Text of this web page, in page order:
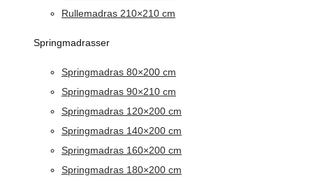
Rullemadras 210×210 cm
Springmadrasser
Springmadras 80×200 cm
Springmadras 90×210 cm
Springmadras 120×200 cm
Springmadras 140×200 cm
Springmadras 160×200 cm
Springmadras 180×200 cm